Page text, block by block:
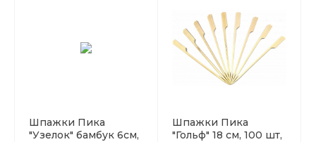
Шпажки Пика
"Узелок" бамбук 6см,
Шпажки Пика
"Гольф" 18 см, 100 шт,